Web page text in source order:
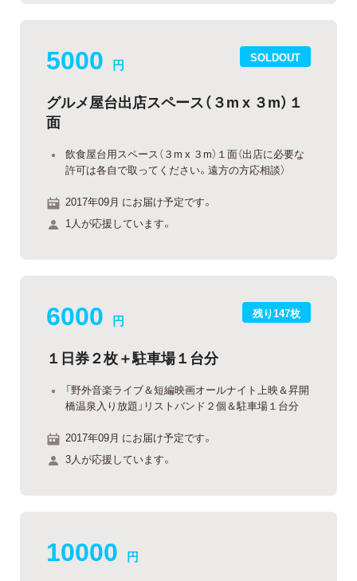
SOLDOUT
5000 円
グルメ屋台出店スペース（３m x ３m）１
面
飲食屋台用スペース（３m x ３m）１面（出店に必要な
許可は各自で取ってください。遠方の方応相談）
2017年09月 にお届け予定です。
1人が応援しています。
残り147枚
6000 円
１日券２枚＋駐車場１台分
「野外音楽ライブ＆短編映画オールナイト上映＆昇開
橋温泉入り放題」リストバンド２個＆駐車場１台分
2017年09月 にお届け予定です。
3人が応援しています。
10000 円